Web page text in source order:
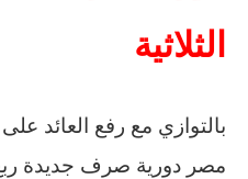
الثلاثية
بالتوازي مع رفع العائد
مصر دورية صرف جديدة